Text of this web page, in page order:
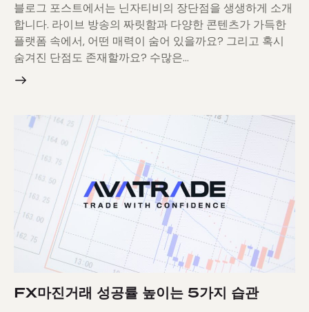
블로그 포스트에서는 닌자티비의 장단점을 생생하게 소개
합니다. 라이브 방송의 짜릿함과 다양한 콘텐츠가 가득한
플랫폼 속에서, 어떤 매력이 숨어 있을까요? 그리고 혹시
숨겨진 단점도 존재할까요? 수많은…
FX마진거래 성공률 높이는 5가지 습관